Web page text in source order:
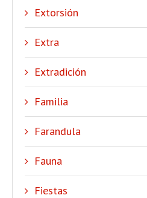
Extorsión
Extra
Extradición
Familia
Farandula
Fauna
Fiestas